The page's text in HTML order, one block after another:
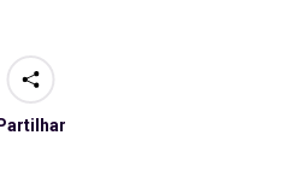
Partilhar